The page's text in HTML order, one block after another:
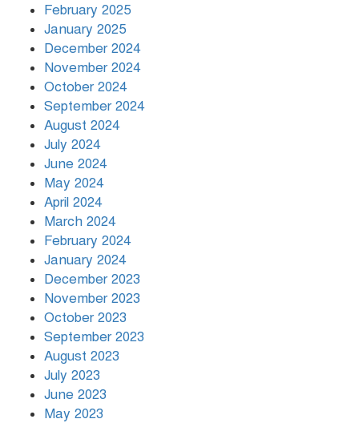
February 2025
January 2025
December 2024
November 2024
October 2024
September 2024
August 2024
July 2024
June 2024
May 2024
April 2024
March 2024
February 2024
January 2024
December 2023
November 2023
October 2023
September 2023
August 2023
July 2023
June 2023
May 2023